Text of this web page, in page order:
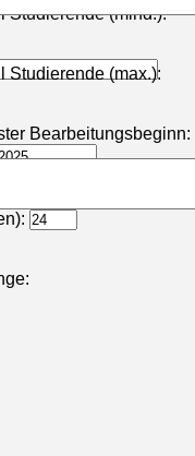
Studierende (mind.):
Studierende (max.):
Bearbeitungsbeginn: